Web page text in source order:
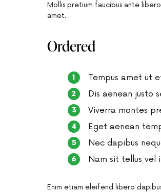
Mollis pretium faucibus ante
amet.
Ordered
Tempus amet ut
Dis aenean justo
Viverra montes
Eget aenean
Nec dapibus
Nam sit tellus vel
Enim etiam eleifend libero